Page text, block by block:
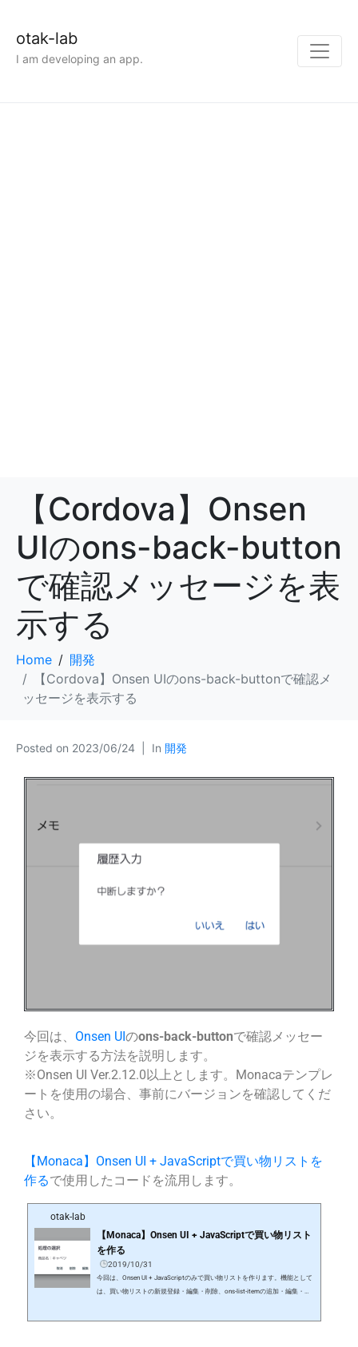
otak-lab
I am developing an app.
【Cordova】Onsen
UIのons-back-button
で確認メッセージを表
示する
Home
開発
【Cordova】Onsen UIのons-back-buttonで確認メ
ッセージを表示する
Posted on 2023/06/24 In 開発
今回は、 Onsen UIのons-back-buttonで確認メッセー
ジを表示する方法を説明します。
※Onsen UI Ver.2.12.0以上とします。Monacaテンプレ
ートを使用の場合、事前にバージョンを確認してくだ
さい。
【Monaca】Onsen UI + JavaScriptで買い物リストを
作るで使用したコードを流用します。
otak-lab
【Monaca】Onsen UI + JavaScriptで買い物リスト
を作る
2019/10/31
今回は、Onsen UI + JavaScriptのみで買い物リストを作ります。機能として
は、買い物リストの新規登録・編集・削除、ons-list-itemの追加・編集・削